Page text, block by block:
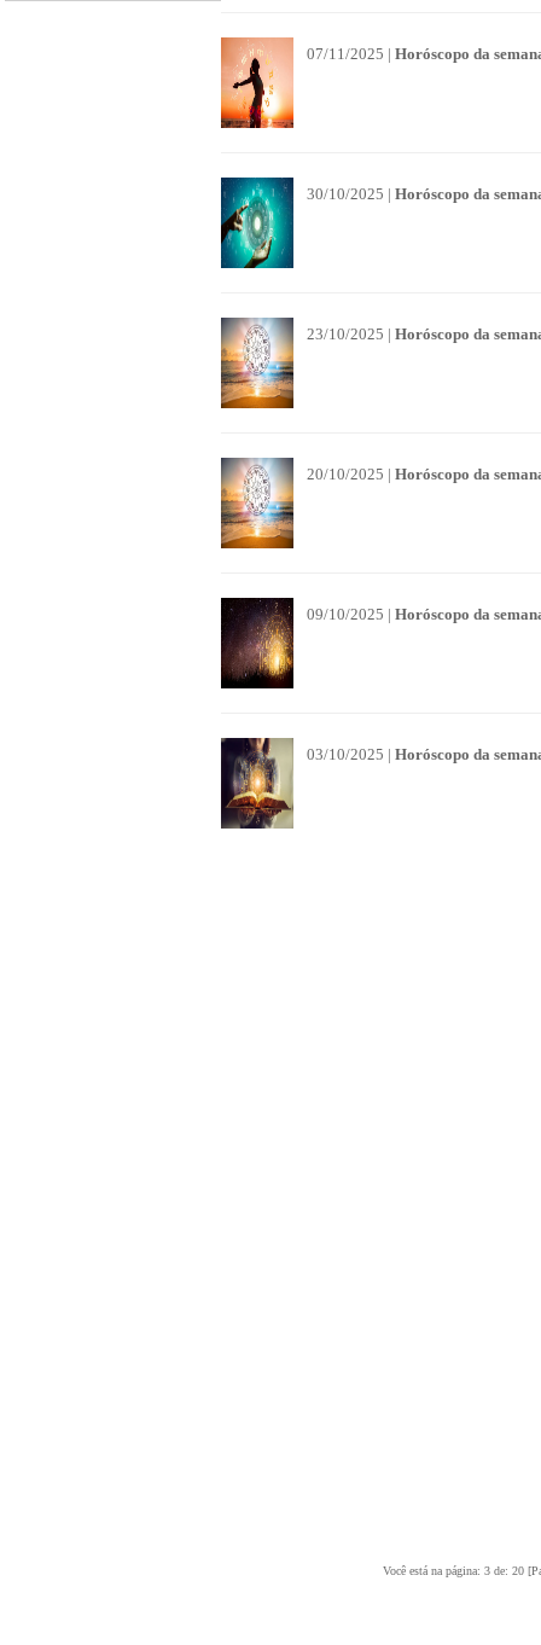
07/11/2025 | Horóscopo da
30/10/2025 | Horóscopo da
23/10/2025 | Horóscopo da
20/10/2025 | Horóscopo da
09/10/2025 | Horóscopo da
03/10/2025 | Horóscopo da
Você está na página: 3 de: 20